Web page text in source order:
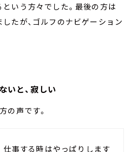
いう方々でした。最後の方は
たが、ゴルフのナビゲーション
いと、寂しい
の声です。
仕事する時はやっぱりします